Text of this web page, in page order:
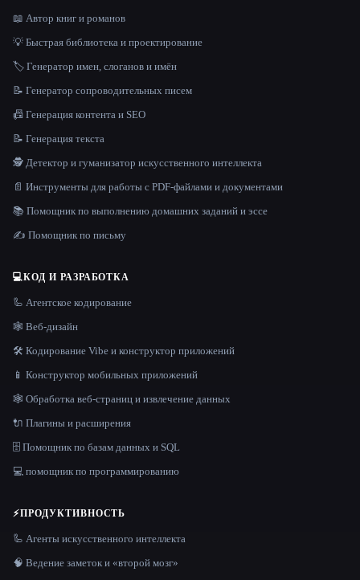
📖 Автор книг и романов
💡 Быстрая библиотека и проектирование
🏷️ Генератор имен, слоганов и имён
📝 Генератор сопроводительных писем
📠 Генерация контента и SEO
📝 Генерация текста
🕵️ Детектор и гуманизатор искусственного интеллекта
📄 Инструменты для работы с PDF-файлами и документами
📚 Помощник по выполнению домашних заданий и эссе
✍️ Помощник по письму
💻КОД И РАЗРАБОТКА
🦾 Агентское кодирование
🕸 Веб-дизайн
🛠️ Кодирование Vibe и конструктор приложений
📱 Конструктор мобильных приложений
🕸️ Обработка веб-страниц и извлечение данных
🔌 Плагины и расширения
🗄️ Помощник по базам данных и SQL
💻 помощник по программированию
⚡ПРОДУКТИВНОСТЬ
🦾 Агенты искусственного интеллекта
🧠 Ведение заметок и «второй мозг»